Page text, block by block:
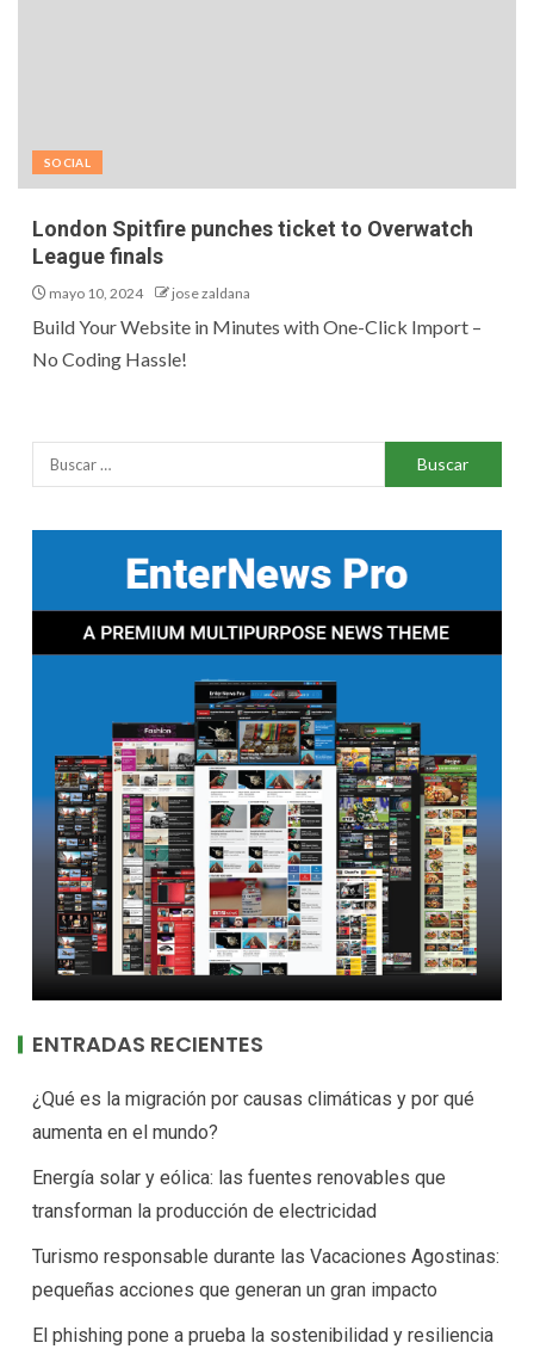
SOCIAL
London Spitfire punches ticket to Overwatch
League finals
mayo 10, 2024 jose zaldana
Build Your Website in Minutes with One-Click Import –
No Coding Hassle!
ENTRADAS RECIENTES
¿Qué es la migración por causas climáticas y por qué
aumenta en el mundo?
Energía solar y eólica: las fuentes renovables que
transforman la producción de electricidad
Turismo responsable durante las Vacaciones Agostinas:
pequeñas acciones que generan un gran impacto
El phishing pone a prueba la sostenibilidad y resiliencia